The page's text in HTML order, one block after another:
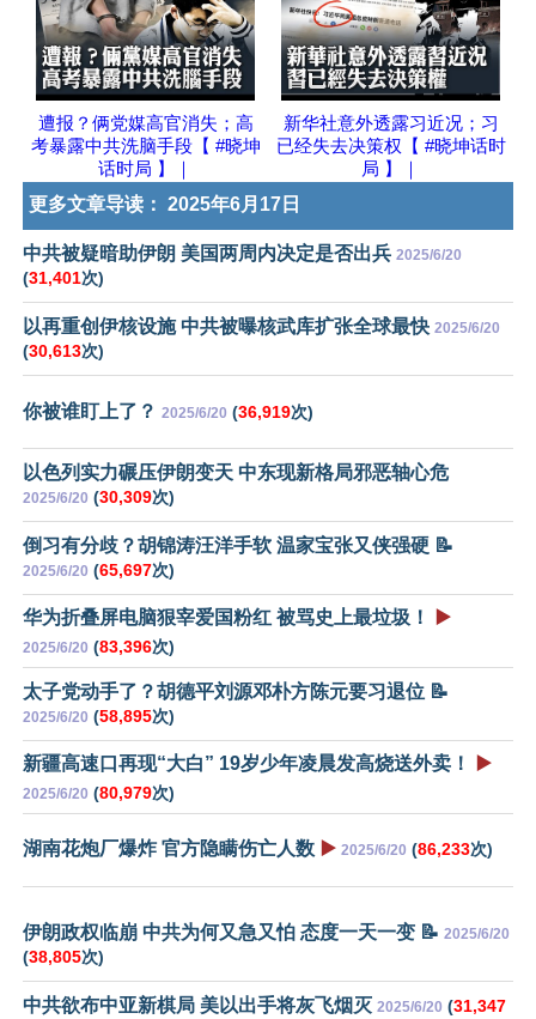
遭报？俩党媒高官消失；高
考暴露中共洗脑手段【 #晓坤
话时局 】｜
新华社意外透露习近况；习
已经失去决策权【 #晓坤话时
局 】｜
更多文章导读： 2025年6月17日
中共被疑暗助伊朗 美国两周内决定是否出兵 2025/6/20
(31,401次)
以再重创伊核设施 中共被曝核武库扩张全球最快 2025/6/20
(30,613次)
你被谁盯上了？ 2025/6/20 (36,919次)
以色列实力碾压伊朗变天 中东现新格局邪恶轴心危
2025/6/20 (30,309次)
倒习有分歧？胡锦涛汪洋手软 温家宝张又侠强硬 📝
2025/6/20 (65,697次)
华为折叠屏电脑狠宰爱国粉红 被骂史上最垃圾！ ▶️
2025/6/20 (83,396次)
太子党动手了？胡德平刘源邓朴方陈元要习退位 📝
2025/6/20 (58,895次)
新疆高速口再现“大白” 19岁少年凌晨发高烧送外卖！ ▶️
2025/6/20 (80,979次)
湖南花炮厂爆炸 官方隐瞒伤亡人数 ▶️ 2025/6/20 (86,233次)
伊朗政权临崩 中共为何又急又怕 态度一天一变 📝 2025/6/20
(38,805次)
中共欲布中亚新棋局 美以出手将灰飞烟灭 2025/6/20 (31,347